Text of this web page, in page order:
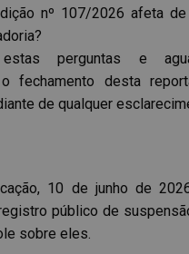
nº 107/2026 afeta
perguntas e
fechamento desta
de qualquer
10 de junho de
público de
sobre eles.